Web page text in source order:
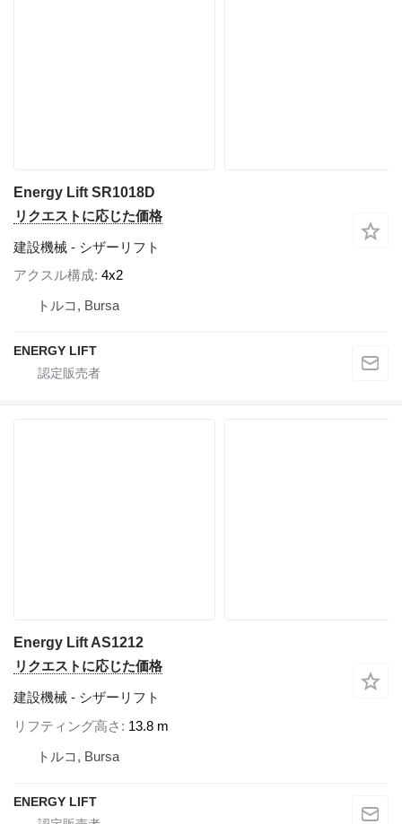
Energy Lift SR1018D
リクエストに応じた価格
建設機械 - シザーリフト
アクスル構成 4x2
トルコ, Bursa
ENERGY LIFT
Energy Lift AS1212
リクエストに応じた価格
建設機械 - シザーリフト
リフティング高さ
13.8 m
トルコ, Bursa
ENERGY LIFT